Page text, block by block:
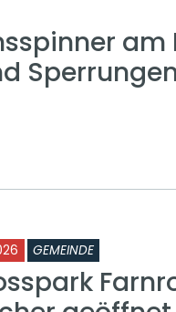
am
GEMEINDE